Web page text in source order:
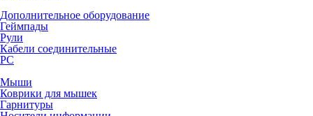
Дополнительное оборудование
Геймпады
Рули
Кабели соединительные
PC
Мыши
Коврики для мышек
Гарнитуры